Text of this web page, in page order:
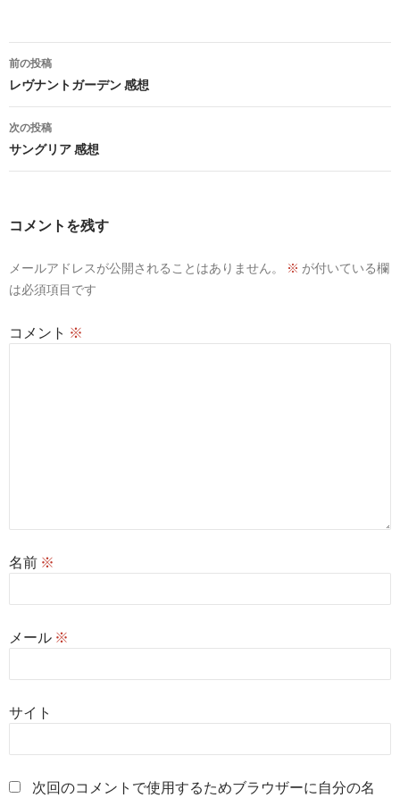
投
稿
ナ
ビ
ゲ
ョ
前の投稿
レヴナントガーデン 感想
次の投稿
サングリア 感想
コメントを残す
メールアドレスが公開されることはありません。 ※ が付いている欄
は必須項目です
コメント ※
名前 ※
メール ※
サイト
次回のコメントで使用するためブラウザーに自分の名